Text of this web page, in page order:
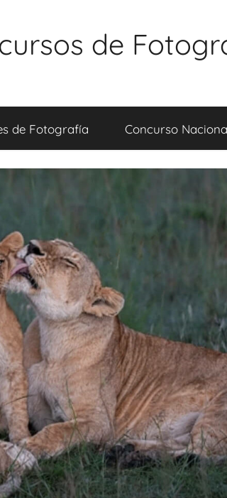
de
de Fotografía Concurso